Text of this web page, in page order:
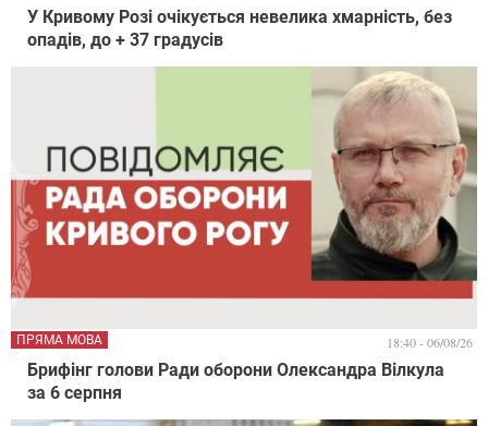
У Кривому Розі очікується невелика хмарність, без
опадів, до + 37 градусів
Брифінг голови Ради оборони Олександра Вілкула
за 6 серпня
ПРЯМА МОВА 18:40 - 06/08/26